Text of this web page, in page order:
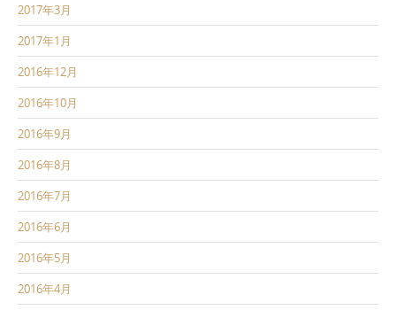
2017年3月
2017年1月
2016年12月
2016年10月
2016年9月
2016年8月
2016年7月
2016年6月
2016年5月
2016年4月